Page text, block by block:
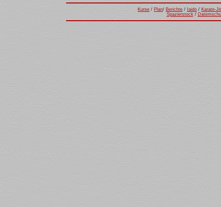
Kurse / Plan/ Berichte / Iaido / Karate-Jit
Spazierstock/